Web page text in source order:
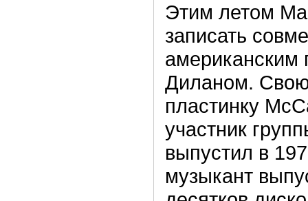
Этим летом
записать
Диланом.
пластинку
участник
выпустил в
музыкант